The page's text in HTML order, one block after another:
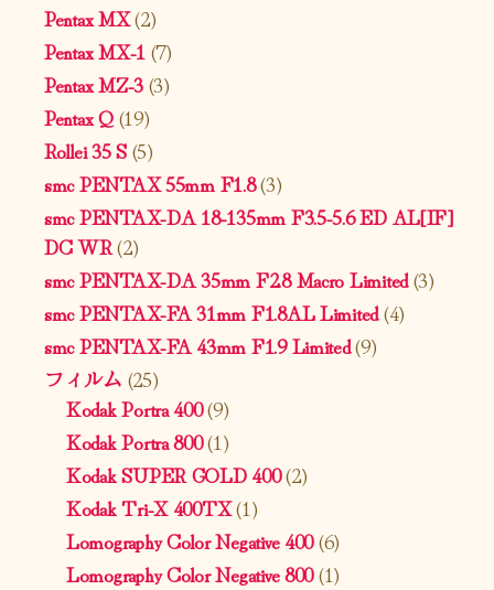
Pentax MX(2)
Pentax MX-1 (7)
Pentax MZ-3(3)
Pentax Q(19)
Rollei 35 S(5)
smc PENTAX 55mm F1.8(3)
smc PENTAX-DA 18-135mm F3.5-5.6 ED AL[IF]
DC WR(2)
smc PENTAX-DA 35mm F2.8 Macro Limited(3)
smc PENTAX-FA 31mm F1.8AL Limited(4)
smc PENTAX-FA 43mm F1.9 Limited(9)
フィルム (25)
Kodak Portra 400(9)
Kodak Portra 800(1)
Kodak SUPER GOLD 400(2)
Kodak Tri-X 400TX(1)
Lomography Color Negative 400(6)
Lomography Color Negative 800(1)